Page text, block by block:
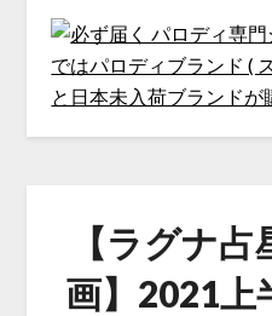
【ラグナ
画】2021上